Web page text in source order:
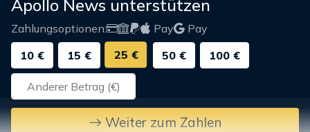
Apollo News unterstützen
Zahlungsoptionen: Pay
Pay
10 €
15 € 25 € 50 € 100 €
Weiter zum Zahlen